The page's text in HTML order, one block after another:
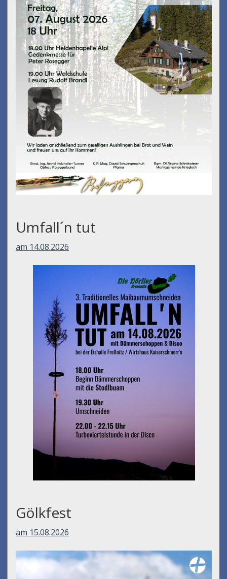
Umfall´n tut
am 14.08.2026
Gölkfest
am 15.08.2026